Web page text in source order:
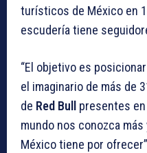
turísticos de México en
escudería tiene
“El objetivo es
el imaginario de más de
de Red Bull
presentes en
mundo nos conozca
México tiene por